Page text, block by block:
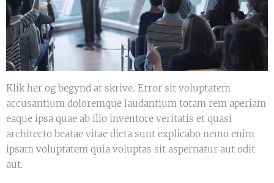
Klik her og begynd at skrive. Error sit voluptatem
accusantium doloremque laudantium totam rem aperiam
eaque ipsa quae ab illo inventore veritatis et quasi
architecto beatae vitae dicta sunt explicabo nemo enim
ipsam voluptatem quia voluptas sit aspernatur aut odit
aut.